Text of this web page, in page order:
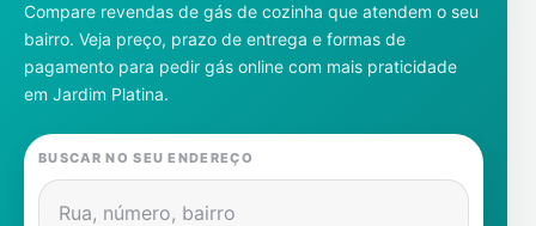
Notícias
Cadastre-se
Gás
Contatos
Compare revendas de gás de cozinha que atendem o seu
bairro. Veja preço, prazo de entrega e formas de
pagamento para pedir gás online com mais praticidade
em Jardim Platina.
BUSCAR NO SEU ENDEREÇO
Rua, número, bairro